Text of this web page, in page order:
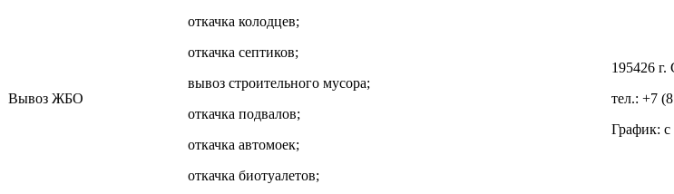
Вывоз ЖБО
откачка колодцев;
откачка септиков;
вывоз строительного мусора;
откачка подвалов;
откачка автомоек;
откачка биотуалетов;
195426 г.
тел.: +7
График: